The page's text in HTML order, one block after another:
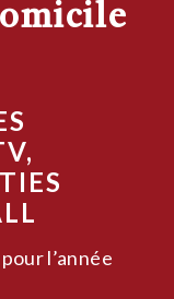
l’année